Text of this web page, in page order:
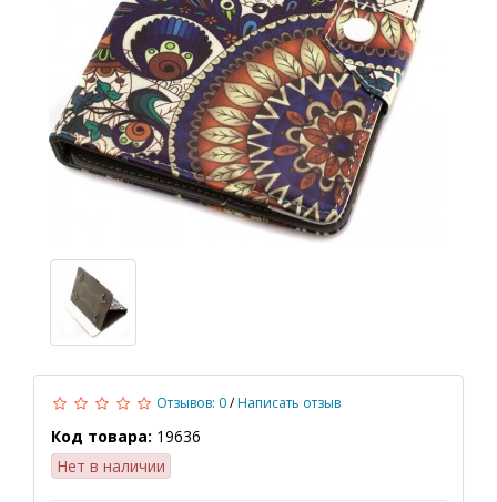
Отзывов: 0/Написать отзыв
Код товара: 19636
Нет в наличии